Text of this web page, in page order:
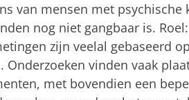
van mensen met
nog niet gangbaar is.
zijn veelal gebaseerd
vinden vaak
met bovendien een